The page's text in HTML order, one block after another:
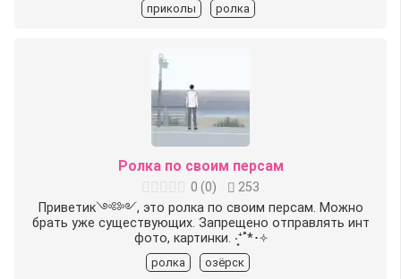
приколы ролка
Ролка по своим персам
0 (0)
253
Приветик༺༻, это ролка по своим персам. Можно
брать уже существующих. Запрещено отправлять инт
фото, картинки. ‧͙⁺˚*･༓
ролка озёрск